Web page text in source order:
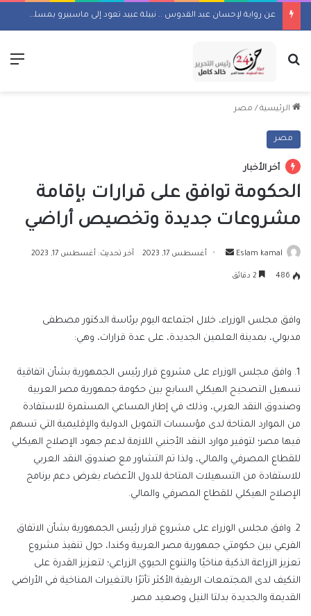
عن رواية لإحسان عبد القدوس .. نبيلة عبيد تعود إلى ماسبيرو بمسلسل إذاعي
بحث عن
الرئيسية / مصر
مصر
أخر الأخبار
الحكومة توافق على قرارات بإقامة
مشروعات جديدة وتخصيص أراضي
Eslam kamal
أرسل أغسطس 17, 2023 آخر تحديث: أغسطس 17, 2023
486
وافق مجلس الوزراء، خلال اجتماعه اليوم برئاسة الدكتور مصطفى
مدبولي، بمدينة العلمين الجديدة، على عدة قرارات، وهي:
1. وافق مجلس الوزراء على مشروع قرار رئيس الجمهورية بشأن اتفاقية
تسهيل التصحيح الهيكلي السابع بين حكومة جمهورية مصر العربية
وصندوق النقد العربي، وذلك في إطار المساعي المستمرة للاستفادة
من الموارد المتاحة لدى مؤسسات التمويل الدولية والإقليمية التي تسهم
فيها مصر؛ لتوفير موارد النقد الأجنبي اللازمة لدعم جهود الإصلاح الهيكلي
للقطاع المصرفي والمالي، ولذا تم التشاور مع صندوق النقد العربي
للاستفادة من التسهيلات المتاحة للدول الأعضاء بغرض دعم برنامج
الإصلاح الهيكلي للقطاع المصرفي والمالي.
2. وافق مجلس الوزراء على مشروع قرار رئيس الجمهورية بشأن الاتفاق
الفرعي بين حكومتي جمهورية مصر العربية وكندا، حول تنفيذ مشروع
تعزيز الزراعة الذكية مناخيًا والتنوع الحيوي الزراعي؛ لتعزيز القدرة على
التكيف لدى المجتمعات الريفية الأكثر تأثرًا بالتغيرات المناخية في الأراضي
القديمة والجديدة بدلتا النيل وصعيد مصر.